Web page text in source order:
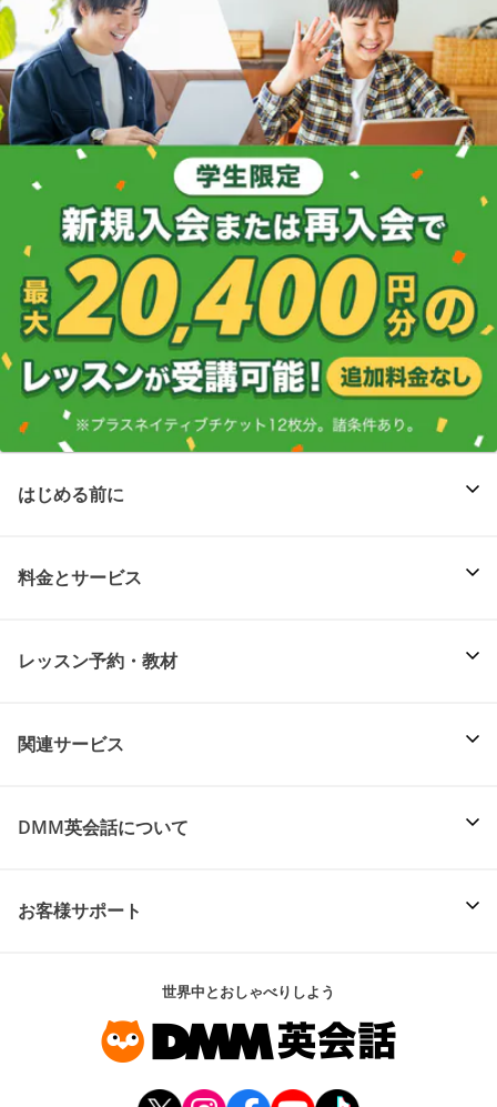
はじめる前に
料金とサービス
レッスン予約・教材
関連サービス
DMM英会話について
お客様サポート
世界中とおしゃべりしよう